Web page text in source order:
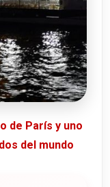
de París y uno
del mundo